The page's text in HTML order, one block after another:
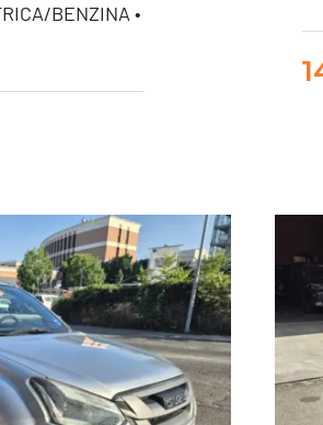
70cv
BENZINA •